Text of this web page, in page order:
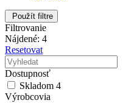
Použít filtre
Filtrovanie
Nájdené: 4
Resetovat
Dostupnosť
Skladom 4
Výrobcovia